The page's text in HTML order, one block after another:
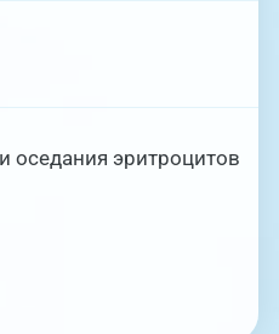
оседания эритроцитов